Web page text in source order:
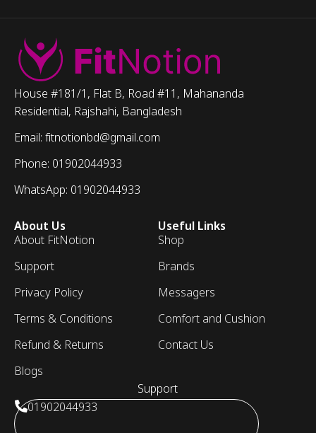
House #181/1, Flat B, Road #11, Mahananda
Residential, Rajshahi, Bangladesh
Email: fitnotionbd@gmail.com
Phone: 01902044933
WhatsApp: 01902044933
About Us
About FitNotion
Support
Privacy Policy
Terms & Conditions
Refund & Returns
Blogs
Useful Links
Shop
Brands
Messagers
Comfort and Cushion
Contact Us
Support
01902044933